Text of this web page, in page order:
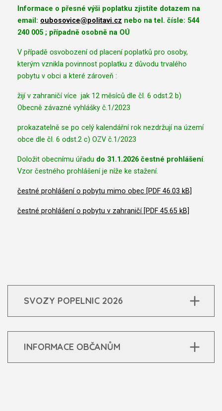
Informace o přesné výši poplatku zjistíte dotazem na
email: oubosovice@politavi.cz nebo na tel. čísle: 544
240 005 ; případně osobně na OÚ
V případě osvobození od placení poplatků pro osoby,
kterým vznikla povinnost poplatku z důvodu trvalého
pobytu v obci a které zároveň :
žijí v zahraničí více jak 12 měsíců dle čl. 6 odst.2 b)
Obecně závazné vyhlášky č.1/2023
prokazatelně se po celý kalendářní rok nezdržují na území
obce dle čl. 6 odst.2 c) OZV č.1/2023
Doložit obecnímu úřadu do 31.1.2026 čestné prohlášení.
Vzor čestného prohlášení je níže ke stažení.
čestné prohlášení o pobytu mimo obec [PDF 46.03 kB]
čestné prohlášení o pobytu v zahraničí [PDF 45.65 kB]
SVOZY POPELNIC 2026
INFORMACE OBČANŮM